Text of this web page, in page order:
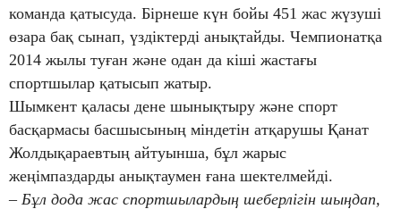
команда қатысуда. Бірнеше күн бойы 451 жас жүзуші
өзара бақ сынап, үздіктерді анықтайды. Чемпионатқа
2014 жылы туған және одан да кіші жастағы
спортшылар қатысып жатыр.
Шымкент қаласы дене шынықтыру және спорт
басқармасы басшысының міндетін атқарушы Қанат
Жолдықараевтың айтуынша, бұл жарыс
жеңімпаздарды анықтаумен ғана шектелмейді.
– Бұл дода жас спортшылардың шеберлігін шыңдап,